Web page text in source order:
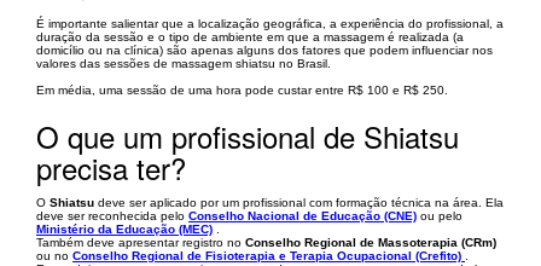
É importante salientar que a localização geográfica, a experiência do profissional, a
duração da sessão e o tipo de ambiente em que a massagem é realizada (a
domicílio ou na clínica) são apenas alguns dos fatores que podem influenciar nos
valores das sessões de massagem shiatsu no Brasil.
Em média, uma sessão de uma hora pode custar entre R$ 100 e R$ 250.
O que um profissional de Shiatsu
precisa ter?
O Shiatsu deve ser aplicado por um profissional com formação técnica na área. Ela
deve ser reconhecida pelo Conselho Nacional de Educação (CNE) ou pelo
Ministério da Educação (MEC)
Também deve apresentar registro no Conselho Regional de Massoterapia (CRm)
ou no Conselho Regional de Fisioterapia e Terapia Ocupacional (Crefito)